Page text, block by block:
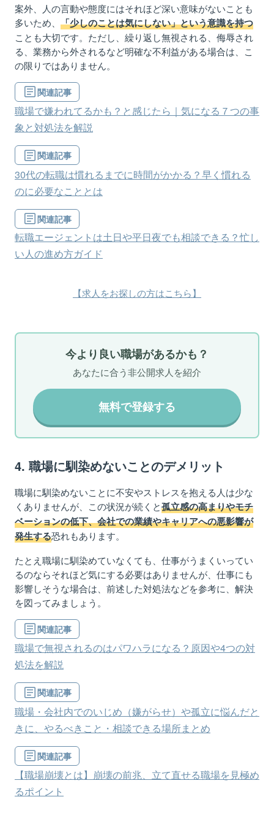
案外、人の言動や態度にはそれほど深い意味がないことも
多いため、 「少しのことは気にしない」という意識を持つ
ことも大切です。ただし、繰り返し無視される、侮辱され
る、業務から外されるなど明確な不利益がある場合は、こ
の限りではありません。
関連記事
職場で嫌われてるかも？と感じたら｜気になる７つの事
象と対処法を解説
関連記事
30代の転職は慣れるまでに時間がかかる？早く慣れる
のに必要なこととは
関連記事
転職エージェントは土日や平日夜でも相談できる？忙し
い人の進め方ガイド
【求人をお探しの方はこちら】
今より良い職場があるかも？
あなたに合う非公開求人を紹介
無料で登録する
4. 職場に馴染めないことのデメリット
職場に馴染めないことに不安やストレスを抱える 人は少な
くありませんが、 この状況が続くと孤立感の高まりやモチ
ベーションの低下、会社での業績やキャリアへの悪影響が
発生する恐れもあります。
たとえ職場に馴染めていなくても、仕事がうまくいってい
るのならそれほど気にする必要はありませんが、仕事にも
影響しそう な場合は、 前述した対処法などを参考に、解決
を図ってみましょう。
関連記事
職場で無視されるのはパワハラになる？原因や4つの対
処法を解説
関連記事
職場・会社内でのいじめ（嫌がらせ）や孤立に悩んだと
きに、やるべきこと・相談できる場所まとめ
関連記事
【職場崩壊とは】崩壊の前兆、立て直せる職場を見極め
るポイント